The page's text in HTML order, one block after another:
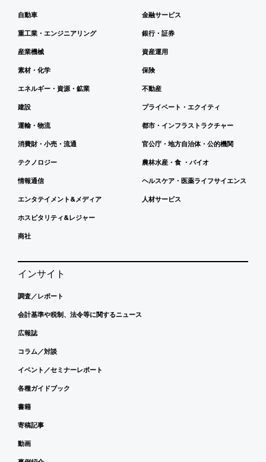
自動車
重工業・エンジニアリング
産業機械
素材・化学
エネルギー・資源・鉱業
建設
運輸・物流
消費財・小売・流通
テクノロジー
情報通信
エンタテイメント&メディア
ホスピタリティ&レジャー
商社
金融サービス
銀行・証券
資産運用
保険
不動産
プライベート・エクイティ
都市・インフラストラクチャー
官公庁・地方自治体・公的機関
農林水産・食 ・バイオ
ヘルスケア・医薬ライフサイエンス
人材サービス
インサイト
調査／レポート
会計基準や税制、法令等に関するニュース
広報誌
コラム／対談
イベント／セミナーレポート
各種ガイドブック
書籍
寄稿記事
動画